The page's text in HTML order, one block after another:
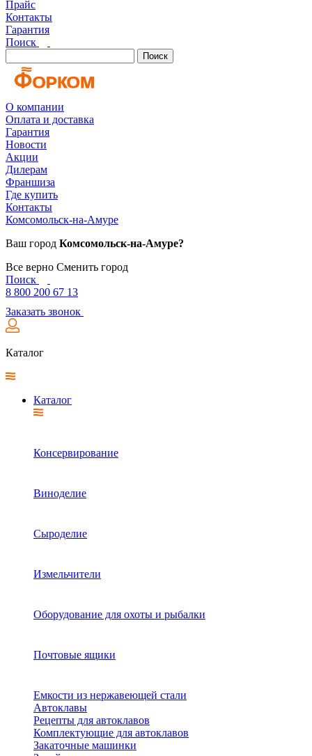
Прайс
Контакты
Гарантия
Поиск
Поиск
О компании
Оплата и доставка
Гарантия
Новости
Акции
Дилерам
Франшиза
Где купить
Контакты
Комсомольск-на-Амуре
Ваш город Комсомольск-на-Амуре?
Все верно Сменить город
Поиск
8 800 200 67 13
Заказать звонок
Каталог
Каталог
Консервирование
Виноделие
Сыроделие
Измельчители
Оборудование для охоты и рыбалки
Почтовые ящики
Емкости из нержавеющей стали
Автоклавы
Рецепты для автоклавов
Комплектующие для автоклавов
Закаточные машинки